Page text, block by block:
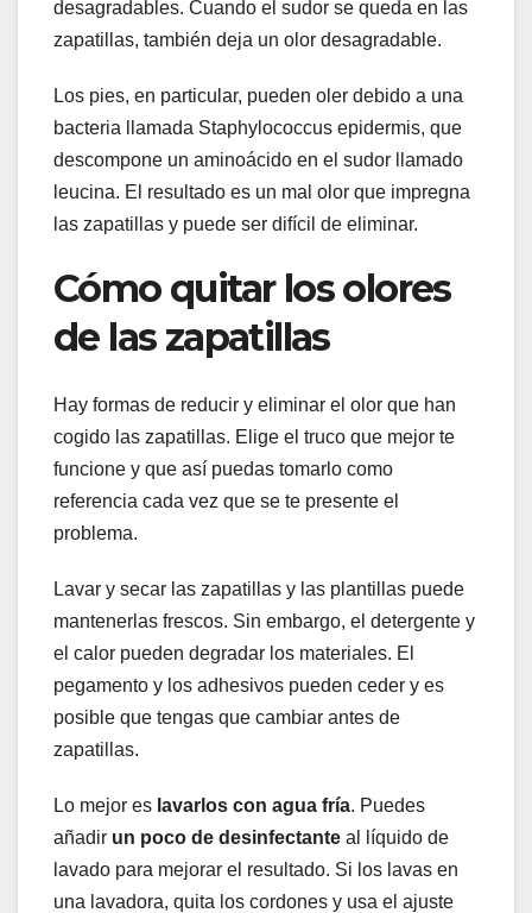
desagradables. Cuando el sudor se queda en las
zapatillas, también deja un olor desagradable.
Los pies, en particular, pueden oler debido a una
bacteria llamada Staphylococcus epidermis, que
descompone un aminoácido en el sudor llamado
leucina. El resultado es un mal olor que impregna
las zapatillas y puede ser difícil de eliminar.
Cómo quitar los olores
de las zapatillas
Hay formas de reducir y eliminar el olor que han
cogido las zapatillas. Elige el truco que mejor te
funcione y que así puedas tomarlo como
referencia cada vez que se te presente el
problema.
Lavar y secar las zapatillas y las plantillas puede
mantenerlas frescos. Sin embargo, el detergente y
el calor pueden degradar los materiales. El
pegamento y los adhesivos pueden ceder y es
posible que tengas que cambiar antes de
zapatillas.
Lo mejor es lavarlos con agua fría. Puedes
añadir un poco de desinfectante al líquido de
lavado para mejorar el resultado. Si los lavas en
una lavadora, quita los cordones y usa el ajuste